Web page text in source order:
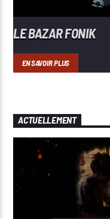
LE BAZAR FONIK
EN SAVOIR PLUS
ACTUELLEMENT